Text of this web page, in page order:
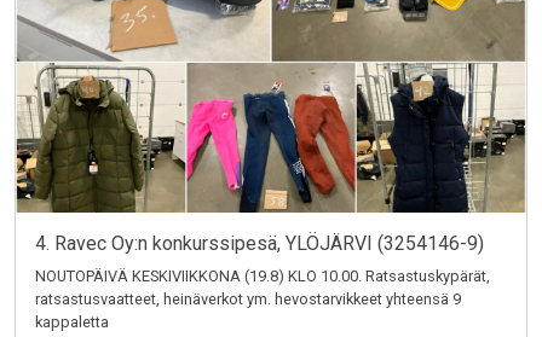
4. Ravec Oy:n konkurssipesä, YLÖJÄRVI (3254146-9)
NOUTOPÄIVÄ KESKIVIIKKONA (19.8) KLO 10.00. Ratsastuskypärät,
ratsastusvaatteet, heinäverkot ym. hevostarvikkeet yhteensä 9
kappaletta